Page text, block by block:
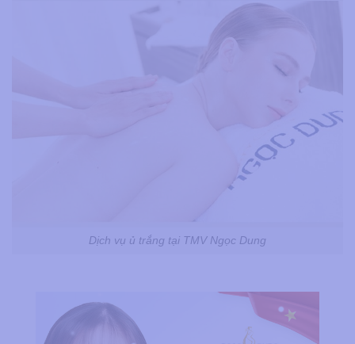
Dịch vụ ủ trắng tại TMV Ngọc Dung